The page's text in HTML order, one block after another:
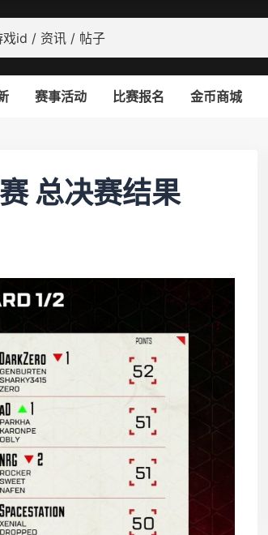
赛事活动 比赛报名 金币商城
总决赛结果